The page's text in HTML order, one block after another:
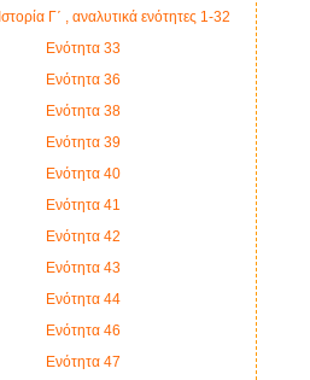
Ιστορία Γ΄ , αναλυτικά ενότητες 1-32
Ενότητα 33
Ενότητα 36
Ενότητα 38
Ενότητα 39
Ενότητα 40
Ενότητα 41
Ενότητα 42
Ενότητα 43
Ενότητα 44
Ενότητα 46
Ενότητα 47